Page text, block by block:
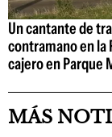
Un cantante de
contramano en la
cajero en Parque
MÁS